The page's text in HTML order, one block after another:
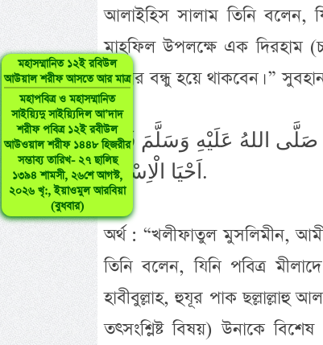
মহাসম্মানিত ১২ই রবিউল
আউয়াল শরীফ আসতে আর মাত্র
মহাপবিত্র ও মহাসম্মানিত
সাইয়্যিদু সাইয়্যিদিল আ’দাদ
শরীফ পবিত্র ১২ই রবীউল
আউওয়াল শরীফ ১৪৪৮ হিজরীর
সম্ভাব্য তারিখ- ২৭ ছালিছ
১৩৯৪ শামসী, ২৬শে আগস্ট,
২০২৬ খৃ:, ইয়াওমুল আরবিয়া
(বুধবার)
আলাইহিস সালাম তিনি বলেন,
মাহফিল উপলক্ষে এক দিরহাম
আমার বন্ধু হয়ে থাকবেন। ”
اللهُ عَلَيْهِ وَسَلَّمَ فَقَدْ
اَحْيَا الْاِسْلَامَ.
অর্থ : “খলীফাতুল মুসলিমীন,
তিনি বলেন, যিনি পবিত্র
হাবীবুল্লাহ, হুযূর পাক ছল্লাল্লাহু
তৎসংশ্লিষ্ট বিষয়) উনাকে